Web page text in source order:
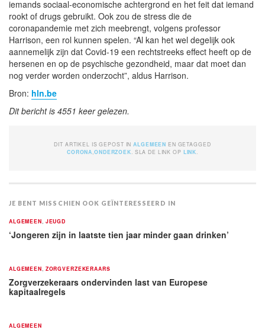
iemands sociaal-economische achtergrond en het feit dat iemand
rookt of drugs gebruikt. Ook zou de stress die de
coronapandemie met zich meebrengt, volgens professor
Harrison, een rol kunnen spelen. “Al kan het wel degelijk ook
aannemelijk zijn dat Covid-19 een rechtstreeks effect heeft op de
hersenen en op de psychische gezondheid, maar dat moet dan
nog verder worden onderzocht”, aldus Harrison.
Bron: hln.be
Dit bericht is 4551 keer gelezen.
DIT ARTIKEL IS GEPOST INALGEMEEN EN GETAGGED
CORONA ,ONDERZOEK . SLA DE LINK OP LINK
JE BENT MISSCHIEN OOK GEÏNTERESSEERD IN
ALGEMEEN JEUGD
‘Jongeren zijn in laatste tien jaar minder gaan drinken’
ALGEMEEN ZORGVERZEKERAARS
Zorgverzekeraars ondervinden last van Europese
kapitaalregels
ALGEMEEN